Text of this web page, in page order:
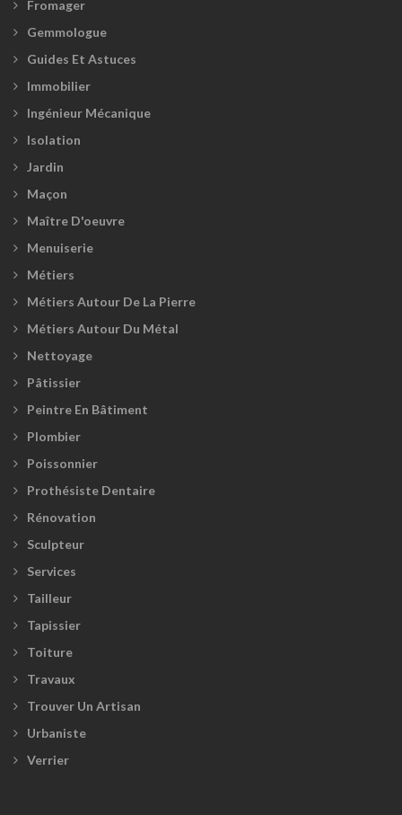
Fromager
Gemmologue
Guides Et Astuces
Immobilier
Ingénieur Mécanique
Isolation
Jardin
Maçon
Maître D'oeuvre
Menuiserie
Métiers
Métiers Autour De La Pierre
Métiers Autour Du Métal
Nettoyage
Pâtissier
Peintre En Bâtiment
Plombier
Poissonnier
Prothésiste Dentaire
Rénovation
Sculpteur
Services
Tailleur
Tapissier
Toiture
Travaux
Trouver Un Artisan
Urbaniste
Verrier